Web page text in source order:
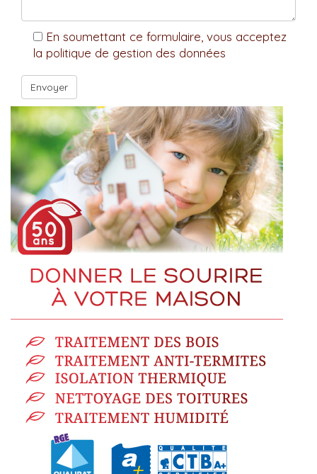
En soumettant ce formulaire, vous acceptez
la politique de gestion des données